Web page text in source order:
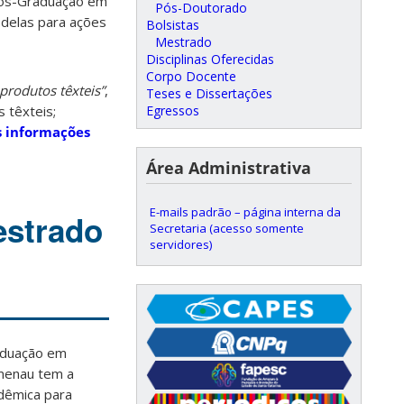
para ações
têxteis”,
têxteis;
informações
em
tem a
para
Pós-Doutorado
Bolsistas
Mestrado
Disciplinas Oferecidas
Corpo Docente
Teses e Dissertações
Egressos
Área Administrativa
E-mails padrão – página interna da
Secretaria (acesso somente
servidores)